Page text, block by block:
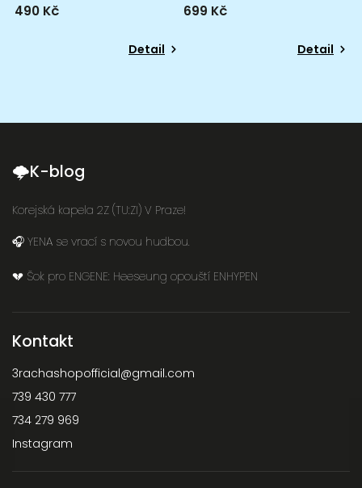
490 Kč
Detail
699 Kč
Detail
🌩K-blog
Korejská kapela 2Z (TU:ZI) V Praze!
🎧 YENA se vrací s novou hudbou.
💔 Šok pro ENGENE: Heeseung opouští ENHYPEN
Kontakt
3rachashopofficial@gmail.com
739 430 777
734 279 969
Instagram